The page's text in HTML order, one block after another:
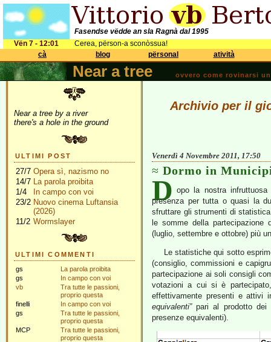
Fasendse vëdde an sla Ragnà dal 1995
Vën 7 - 12:01
Cerea, përson-a sconòssua!
cà
blog përsonal atività
Near a tree ovvero come rovinarsi
Near a tree by a river
there's a hole in the ground
ULTIMI POST
27/7 Opera sì, nazismo no
14/7 La parola proibita
1/4
In campo con voi
23/2 Nuovo cinema Luftansia
(2026)
11/2 Wormslayer
ULTIMI COMMENTI
gs
La parola proibita
gs
In campo con voi
vb
Tra tutte le passioni,
proprio questa
finelli
In campo con voi
gs
Tra tutte le passioni,
proprio questa
MCP
Tra tutte le passioni,
proprio questa
Archivio per il
Venerdì 4 Novembre 2011, 17:50
Dormo in
D opo la nostra
presenza per tutta o quasi la
sfruttare gli strumenti di
le somme della
(luglio, settembre e ottobre) più
Le statistiche qui sotto
(consiglio, commissioni e
partecipazione ai soli consigli
votazioni a cui si è
effettivamente presenti e attivi
equivalenti”pari al prodotto dei
presenze equivalenti).